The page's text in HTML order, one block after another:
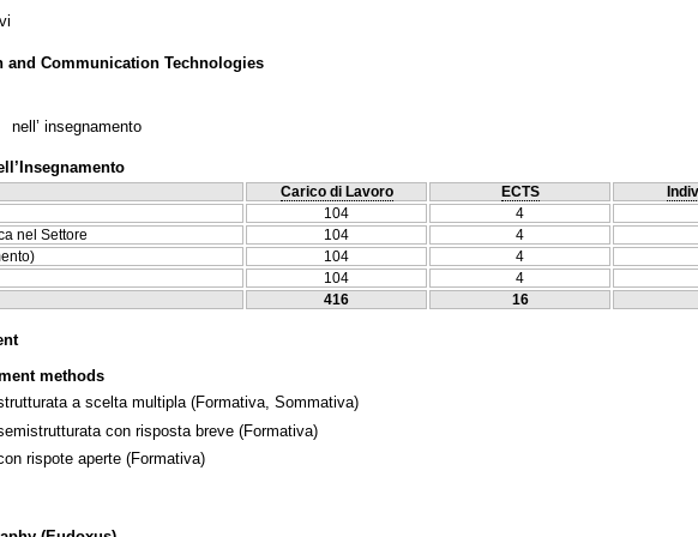
and Communication Technologies
insegnamento
Carico di Lavoro ECTS
104
4
nel Settore
104
4
104
4
104
4
416 16
methods
a scelta multipla(Formativa, Sommativa)
con risposta breve (Formativa)
rispote aperte (Formativa)